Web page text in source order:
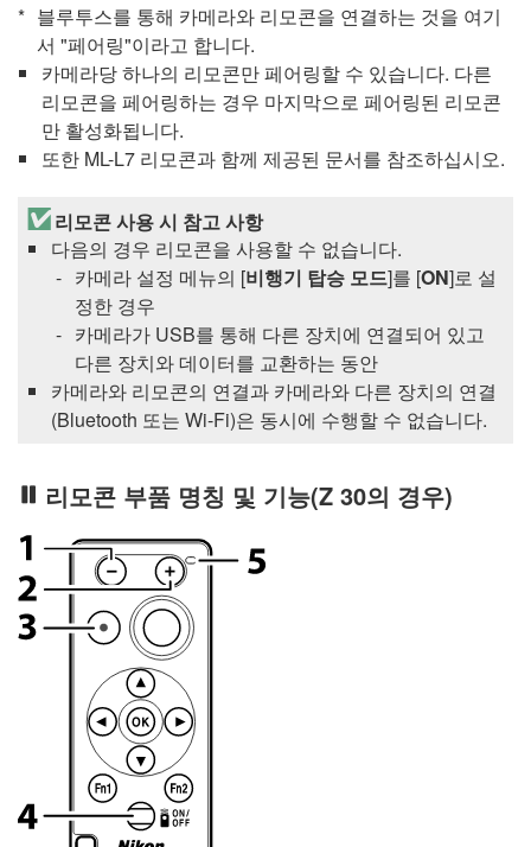
블루투스를 통해 카메라와 리모콘을 연결하는 것을 여기
서 "페어링"이라고 합니다.
카메라당 하나의 리모콘만 페어링할 수 있습니다. 다른
리모콘을 페어링하는 경우 마지막으로 페어링된 리모콘
만 활성화됩니다.
또한 ML-L7 리모콘과 함께 제공된 문서를 참조하십시오.
리모콘 사용 시 참고 사항
다음의 경우 리모콘을 사용할 수 없습니다.
카메라 설정 메뉴의 [비행기 탑승 모드]를 [ON]로 설
정한 경우
카메라가 USB를 통해 다른 장치에 연결되어 있고
다른 장치와 데이터를 교환하는 동안
카메라와 리모콘의 연결과 카메라와 다른 장치의 연결
(Bluetooth 또는 Wi-Fi)은 동시에 수행할 수 없습니다.
리모콘 부품 명칭 및 기능(Z 30의 경우)